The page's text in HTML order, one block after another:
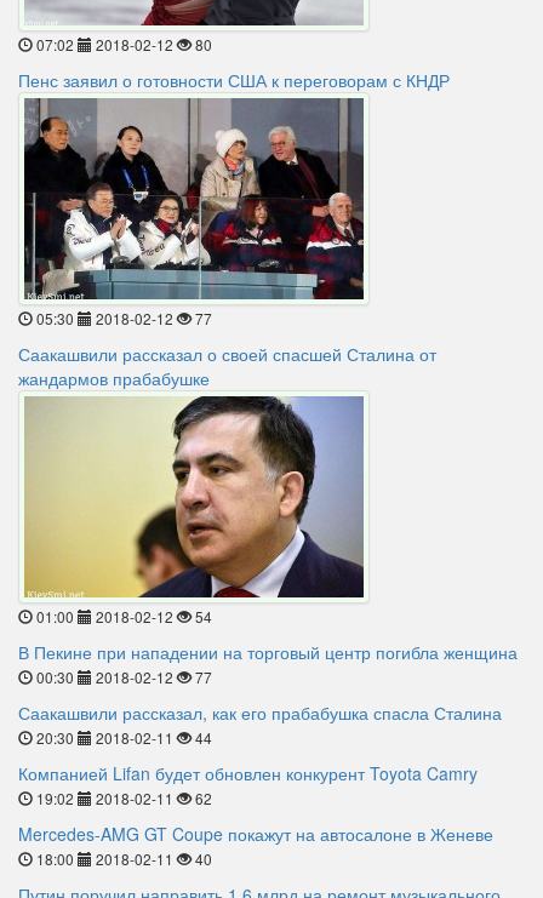
07:02 2018-02-12 80
Пенс заявил о готовности США к переговорам с КНДР
05:30 2018-02-12 77
Саакашвили рассказал о своей спасшей Сталина от
жандармов прабабушке
01:00 2018-02-12 54
В Пекине при нападении на торговый центр погибла женщина
00:30 2018-02-12 77
Саакашвили рассказал, как его прабабушка спасла Сталина
20:30 2018-02-11 44
Компанией Lifan будет обновлен конкурент Toyota Camry
19:02 2018-02-11 62
Mercedes-AMG GT Coupe покажут на автосалоне в Женеве
18:00 2018-02-11 40